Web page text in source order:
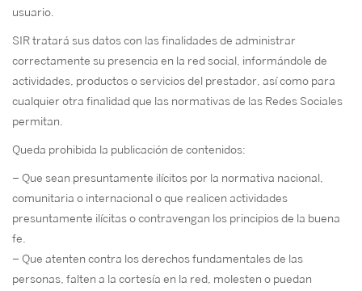
usuario.
SIR tratará sus datos con las finalidades de administrar
correctamente su presencia en la red social, informándole de
actividades, productos o servicios del prestador, así como para
cualquier otra finalidad que las normativas de las Redes Sociales
permitan.
Queda prohibida la publicación de contenidos:
– Que sean presuntamente ilícitos por la normativa nacional,
comunitaria o internacional o que realicen actividades
presuntamente ilícitas o contravengan los principios de la buena
fe.
– Que atenten contra los derechos fundamentales de las
personas, falten a la cortesía en la red, molesten o puedan